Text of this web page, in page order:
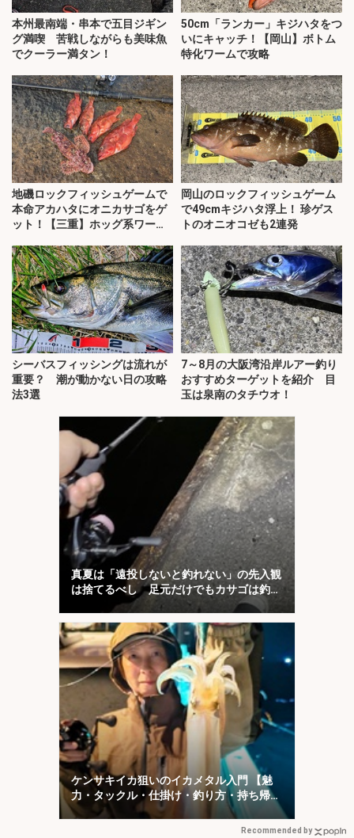
本州最南端・串本で五目ジギン
グ満喫 苦戦しながらも美味魚
でクーラー満タン！
50cm「ランカー」キジハタをつ
いにキャッチ！【岡山】ボトム
特化ワームで攻略
地磯ロックフィッシュゲームで
本命アカハタにオニカサゴをゲ
ット！【三重】ホッグ系ワーム
岡山のロックフィッシュゲーム
で49cmキジハタ浮上！ 珍ゲス
トのオニオコゼも2連発
シーバスフィッシングは流れが
重要？ 潮が動かない日の攻略
法3選
7～8月の大阪湾沿岸ルアー釣り
おすすめターゲットを紹介 目
玉は泉南のタチウオ！
真夏は「遠投しないと釣れない」の先入観
は捨てるべし 足元だけでもカサゴは釣れ
ケンサキイカ狙いのイカメタル入門 【魅
力・タックル・仕掛け・釣り方・持ち帰り
方を解説】
Recommended by